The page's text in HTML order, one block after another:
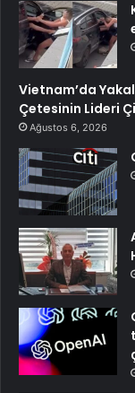
Vietnam’da
Çetesinin Lideri
Ağustos 6, 2026